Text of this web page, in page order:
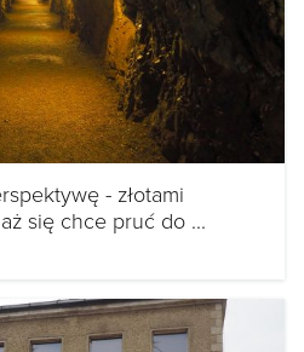
- złotami
się chce pruć do ...